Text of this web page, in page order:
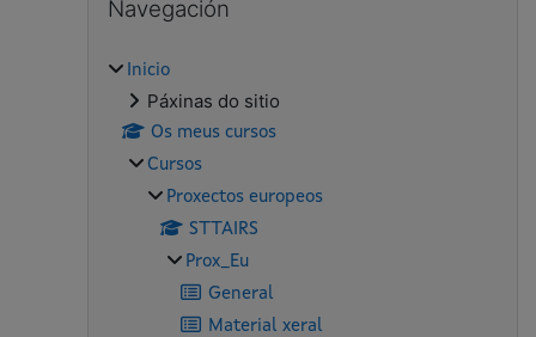
Navegación
Inicio
Páxinas do sitio
Os meus cursos
Cursos
Proxectos europeos
STTAIRS
Prox_Eu
General
Material xeral